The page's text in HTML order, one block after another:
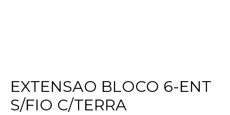
EXTENSAO BLOCO 6-ENT
S/FIO C/TERRA